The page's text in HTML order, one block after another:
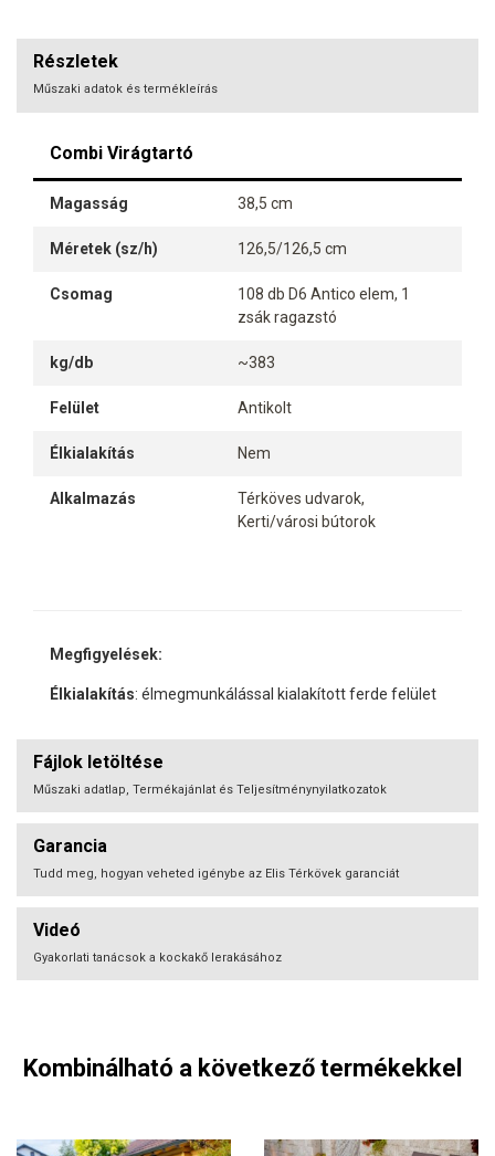
Részletek
Műszaki adatok és termékleírás
Combi Virágtartó
Magasság 38,5 cm
Méretek (sz/h) 126,5/126,5 cm
Csomag
108 db D6 Antico elem, 1
zsák ragazstó
kg/db ~383
Felület Antikolt
Élkialakítás Nem
Alkalmazás
Térköves udvarok,
Kerti/városi bútorok
Megfigyelések:
Élkialakítás: élmegmunkálással kialakított ferde felület
Fájlok letöltése
Műszaki adatlap, Termékajánlat és Teljesítménynyilatkozatok
Garancia
Tudd meg, hogyan veheted igénybe az Elis Térkövek garanciát
Videó
Gyakorlati tanácsok a kockakő lerakásához
Kombinálható a következő termékekkel